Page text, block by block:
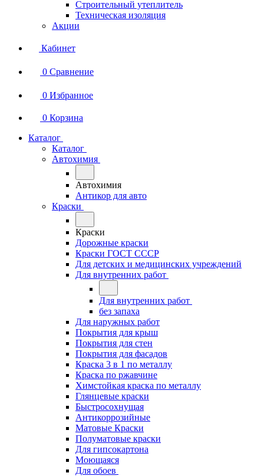
Строительный утеплитель
Техническая изоляция
Акции
Кабинет
0 Сравнение
0 Избранное
0 Корзина
Каталог
Каталог
Автохимия
Автохимия
Антикор для авто
Краски
Краски
Дорожные краски
Краски ГОСТ СССР
Для детских и медицинских учреждений
Для внутренних работ
Для внутренних работ
без запаха
Для наружных работ
Покрытия для крыш
Покрытия для стен
Покрытия для фасадов
Краска 3 в 1 по металлу
Краска по ржавчине
Химстойкая краска по металлу
Глянцевые краски
Быстросохнущая
Антикоррозийные
Матовые Краски
Полуматовые краски
Для гипсокартона
Моющаяся
Для обоев